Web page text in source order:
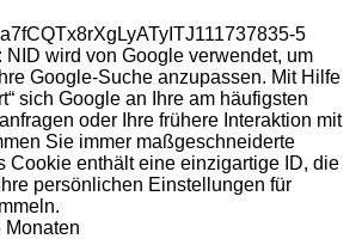
5
wird von Google verwendet, um
Google-Suche anzupassen. Mit Hilfe
sich Google an Ihre am häufigsten
oder Ihre frühere Interaktion mit
Sie immer maßgeschneiderte
Cookie enthält eine einzigartige ID, die
persönlichen Einstellungen für
Monaten